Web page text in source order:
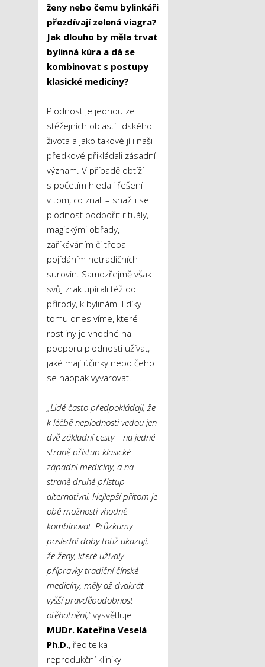
ženy nebo čemu bylinkáři
přezdívají zelená viagra?
Jak dlouho by měla trvat
bylinná kúra a dá se
kombinovat s postupy
klasické medicíny?
Plodnost je jednou ze
stěžejních oblastí lidského
života a jako takové jí i naši
předkové přikládali zásadní
význam. V případě obtíží
s početím hledali řešení
v tom, co znali – snažili se
plodnost podpořit rituály,
magickými obřady,
zaříkáváním či třeba
pojídáním netradičních
surovin. Samozřejmě však
svůj zrak upírali též do
přírody, k bylinám. I díky
tomu dnes víme, které
rostliny je vhodné na
podporu plodnosti užívat,
jaké mají účinky nebo čeho
se naopak vyvarovat.
„Lidé často předpokládají, že
k léčbě neplodnosti vedou jen
dvě základní cesty – na jedné
straně přístup klasické
západní medicíny, a na
straně druhé přístup
alternativní. Nejlepší přitom je
obě možnosti vhodně
kombinovat. Průzkumy
poslední doby totiž ukazují,
že ženy, které užívaly
přípravky tradiční čínské
medicíny, měly až dvakrát
vyšší pravděpodobnost
otěhotnění,“vysvětluje
MUDr. Kateřina Veselá
Ph.D., ředitelka
reprodukční kliniky